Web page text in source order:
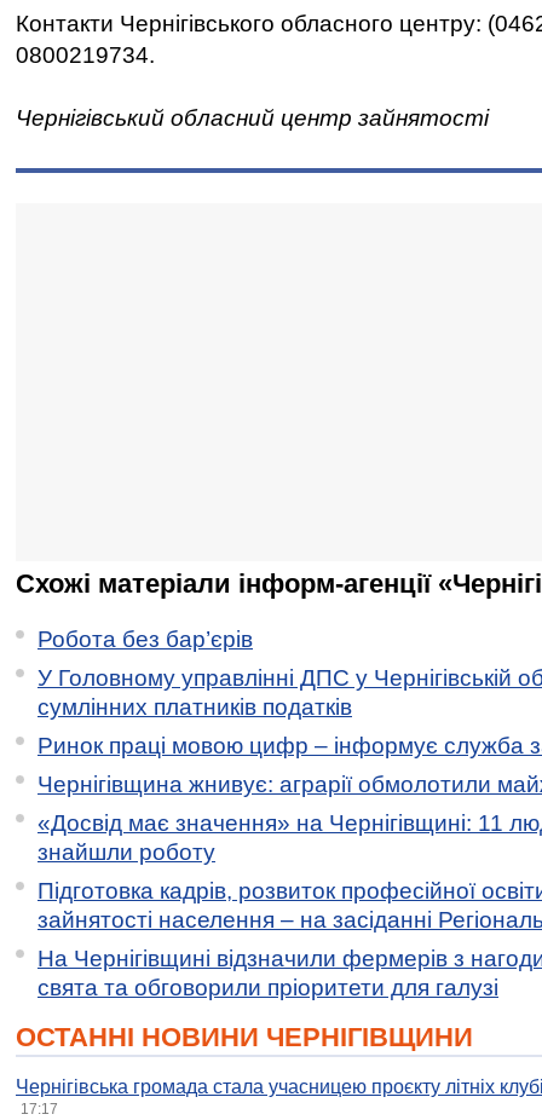
Контакти Чернігівського обласного центру:
0800219734.
Чернігівський обласний центр зайнятості
Схожі матеріали інформ-агенції
Робота без бар’єрів
У Головному управлінні ДПС у Чернігівській
сумлінних платників податків
Ринок праці мовою цифр – інформує служба
Чернігівщина жнивує: аграрії обмолотили
«Досвід має значення» на Чернігівщині: 11
знайшли роботу
Підготовка кадрів, розвиток професійної
зайнятості населення – на засіданні
На Чернігівщині відзначили фермерів з
свята та обговорили пріоритети для галузі
ОСТАННІ НОВИНИ ЧЕРНІГІВЩИНИ
Чернігівська громада стала учасницею проєкту літніх
17:17